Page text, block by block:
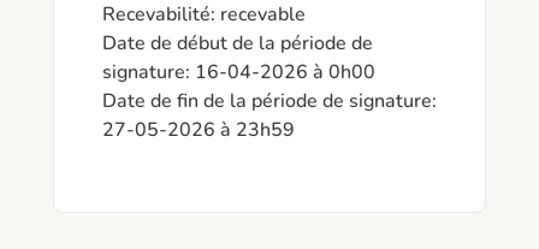
Recevabilité: recevable
Date de début de la période de
signature: 16-04-2026 à 0h00
Date de fin de la période de signature:
27-05-2026 à 23h59